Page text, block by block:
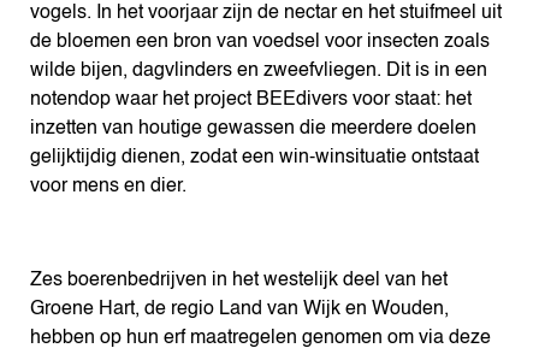
vogels. In het voorjaar zijn de nectar en het stuifmeel uit
de bloemen een bron van voedsel voor insecten zoals
wilde bijen, dagvlinders en zweefvliegen. Dit is in een
notendop waar het project BEEdivers voor staat: het
inzetten van houtige gewassen die meerdere doelen
gelijktijdig dienen, zodat een win-winsituatie ontstaat
voor mens en dier.
Zes boerenbedrijven in het westelijk deel van het
Groene Hart, de regio Land van Wijk en Wouden,
hebben op hun erf maatregelen genomen om via deze